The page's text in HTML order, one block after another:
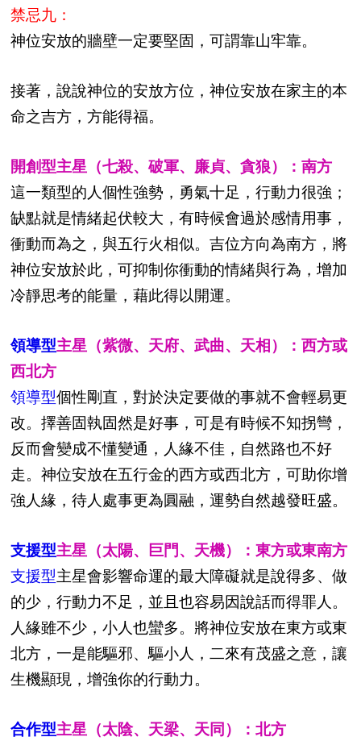
禁忌九：
神位安放的牆壁一定要堅固，可謂靠山牢靠。
接著，說說神位的安放方位，神位安放在家主的本
命之吉方，方能得福。
開創型主星（七殺、破軍、廉貞、貪狼）：南方
這一類型的人個性強勢，勇氣十足，行動力很強；
缺點就是情緒起伏較大，有時候會過於感情用事，
衝動而為之，與五行火相似。吉位方向為南方，將
神位安放於此，可抑制你衝動的情緒與行為，增加
冷靜思考的能量，藉此得以開運。
領導型主星（紫微、天府、武曲、天相）：西方或
西北方
領導型個性剛直，對於決定要做的事就不會輕易更
改。擇善固執固然是好事，可是有時候不知拐彎，
反而會變成不懂變通，人緣不佳，自然路也不好
走。神位安放在五行金的西方或西北方，可助你增
強人緣，待人處事更為圓融，運勢自然越發旺盛。
支援型主星（太陽、巨門、天機）：東方或東南方
支援型主星會影響命運的最大障礙就是說得多、做
的少，行動力不足，並且也容易因說話而得罪人。
人緣雖不少，小人也蠻多。將神位安放在東方或東
北方，一是能驅邪、驅小人，二來有茂盛之意，讓
生機顯現，增強你的行動力。
合作型主星（太陰、天梁、天同）：北方